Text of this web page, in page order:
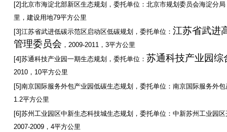
[2]北京市海淀北部新区生态规划，委托单位：北京市规划委员会海淀分局
里，建设用地79平方公里
[3]江苏省武进低碳示范区启动区低碳规划，委托单位： 江苏省武进
管理委员会 ， 2009-2011 ， 3平方公里
[4]苏通科技产业园一期生态规划，委托单位： 苏通科技产业园综
2010 ， 10平方公里
[5]南京国际服务外包产业园低碳生态规划，委托单位：南京国际服务外
1.2平方公里
[6]苏州工业园区中新生态科技城生态规划，委托单位：中新苏州工业园
2007-2009 ， 4平方公里